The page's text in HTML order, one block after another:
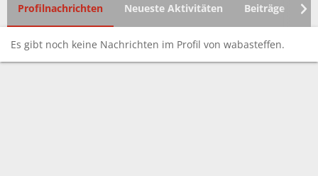
Profilnachrichten Neueste Aktivitäten Beiträge
Es gibt noch keine Nachrichten im Profil von wabasteffen.